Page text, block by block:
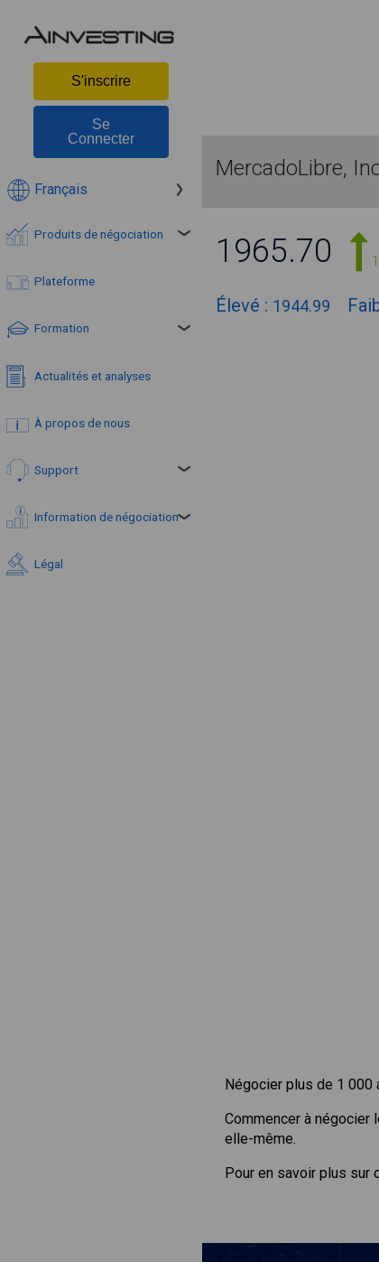
S'inscrire
Se
Connecter
Français
Produits de négociation
Plateforme
Formation
Actualités et analyses
À propos de nous
Support
Information de négociation
Légal
MercadoLibre,
1965.70
Élevé : 1944.99
Négocier plus de 1 000
Commencer à négocier
elle-même.
Pour en savoir plus sur